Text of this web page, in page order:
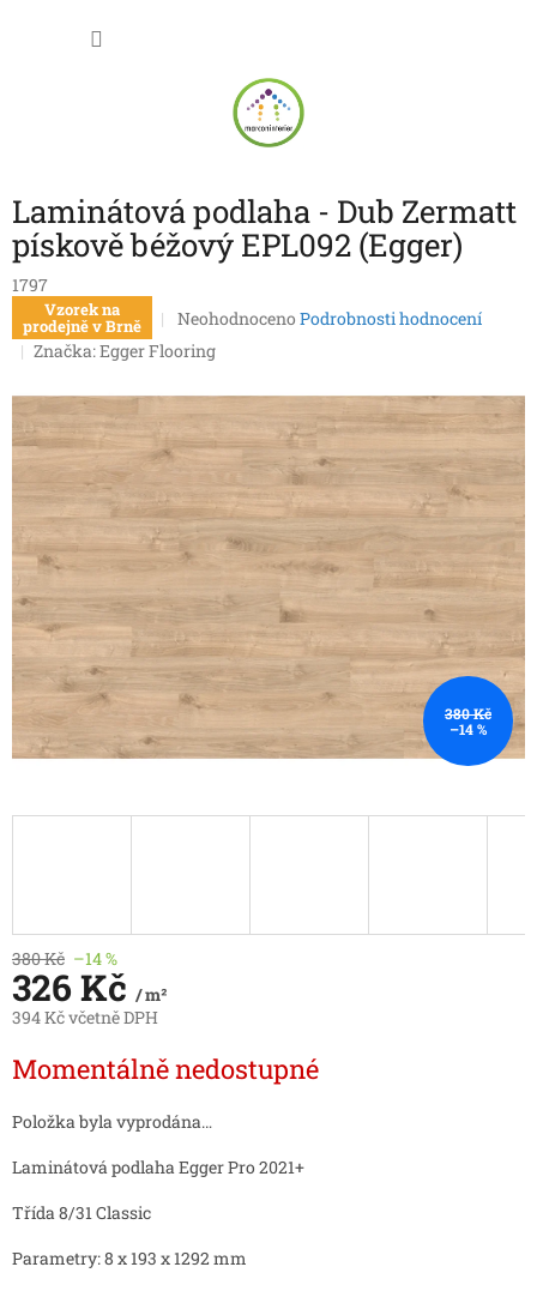
Laminátová podlaha - Dub Zermatt
pískově béžový EPL092 (Egger)
1797
Vzorek na
prodejně v Brně
Průměrné
hodnocení
produktu
5
Neohodnoceno Podrobnosti hodnocení
Značka:Egger Flooring
380 Kč
–14 %
380 Kč –14 %
326 Kč / m²
394 Kč včetně DPH
cena:
Momentálně nedostupné
Položka byla vyprodána…
Laminátová podlaha Egger Pro 2021+
Třída 8/31 Classic
Parametry: 8 x 193 x 1292 mm